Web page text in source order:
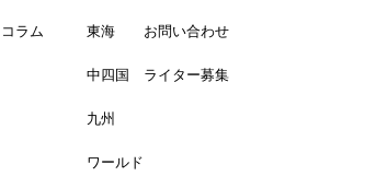
コラム 東海
中四国
九州
ワールド
お問い合わせ
ライター募集